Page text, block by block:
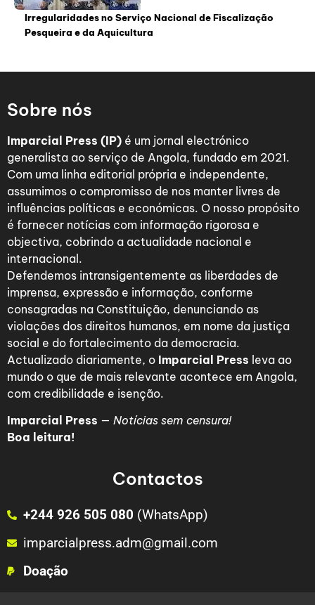
Irregularidades no Serviço Nacional de Fiscalização
Pesqueira e da Aquicultura
Sobre nós
Imparcial Press (IP) é um jornal electrónico
generalista ao serviço de Angola, fundado em 2021.
Com uma linha editorial própria e independente,
assumimos o compromisso de nos manter livres de
influências políticas e económicas. O nosso propósito
é fornecer notícias com informação rigorosa e
objectiva, cobrindo a actualidade nacional e
internacional.
Defendemos intransigentemente as liberdades de
imprensa, expressão e informação, conforme
consagradas na Constituição, denunciando as
violações dos direitos humanos, em nome da justiça
social e do fortalecimento da democracia.
Actualizado diariamente, o Imparcial Press leva ao
mundo o que de mais relevante acontece em Angola,
com credibilidade e isenção.
Imparcial Press — Notícias sem censura!
Boa leitura!
Contactos
+244 926 505 080 (WhatsApp)
imparcialpress.adm@gmail.com
Doação